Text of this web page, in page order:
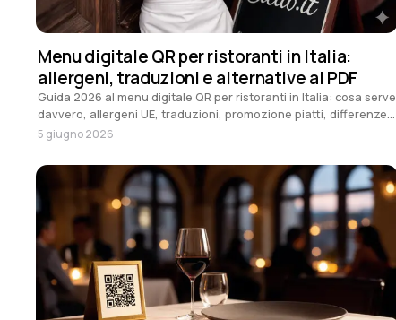
Menu digitale QR per ristoranti in Italia:
allergeni, traduzioni e alternative al PDF
Guida 2026 al menu digitale QR per ristoranti in Italia: cosa serve
davvero, allergeni UE, traduzioni, promozione piatti, differenze
rispetto a PDF e Canva, e confronto tra piattaforme.
5 giugno 2026